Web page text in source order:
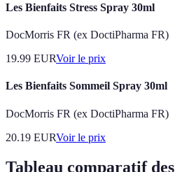
Les Bienfaits Stress Spray 30ml
DocMorris FR (ex DoctiPharma FR)
19.99 EURVoir le prix
Les Bienfaits Sommeil Spray 30ml
DocMorris FR (ex DoctiPharma FR)
20.19 EURVoir le prix
Tableau comparatif